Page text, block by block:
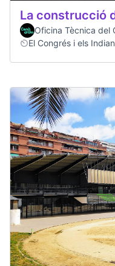
La construcció
Oficina Tècnica del
El Congrés i els